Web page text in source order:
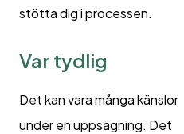
stötta dig i processen.
Var tydlig
Det kan vara många känslor
under en uppsägning. Det